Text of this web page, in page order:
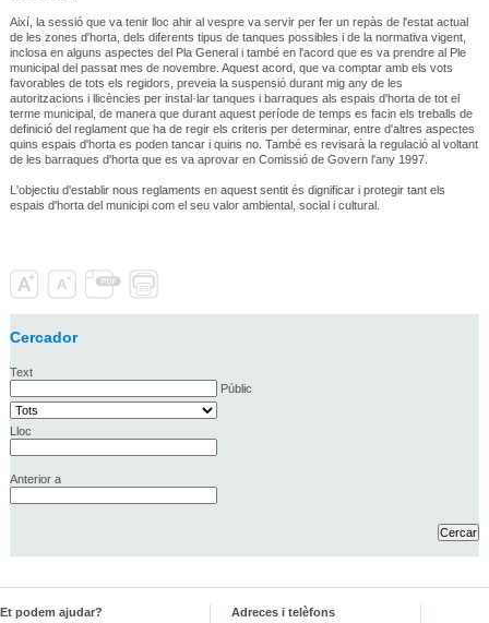
Així, la sessió que va tenir lloc ahir al vespre va servir per fer un repàs de l'estat actual
de les zones d'horta, dels diferents tipus de tanques possibles i de la normativa vigent,
inclosa en alguns aspectes del Pla General i també en l'acord que es va prendre al Ple
municipal del passat mes de novembre. Aquest acord, que va comptar amb els vots
favorables de tots els regidors, preveia la suspensió durant mig any de les
autoritzacions i llicències per instal·lar tanques i barraques als espais d'horta de tot el
terme municipal, de manera que durant aquest període de temps es facin els treballs de
definició del reglament que ha de regir els criteris per determinar, entre d'altres aspectes
quins espais d'horta es poden tancar i quins no. També es revisarà la regulació al voltant
de les barraques d'horta que es va aprovar en Comissió de Govern l'any 1997.
L'objectiu d'establir nous reglaments en aquest sentit és dignificar i protegir tant els
espais d'horta del municipi com el seu valor ambiental, social i cultural.
Cercador
Text
Públic
Lloc
Anterior a
Et podem ajudar?
Adreces i telèfons